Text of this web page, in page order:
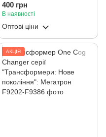
400 грн
В наявності
Оптові ціни
АКЦІЯ